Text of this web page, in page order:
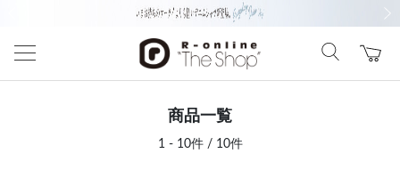
商品一覧
1 - 10件 / 10件